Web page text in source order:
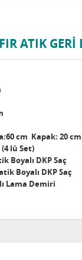
ATIK GERİ
cm Kapak: 20
lü Set)
Boyalı DKP Saç
Boyalı DKP Saç
Lama Demiri